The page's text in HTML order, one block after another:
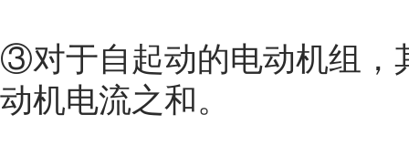
③对于自起动的电动机组，
动机电流之和。